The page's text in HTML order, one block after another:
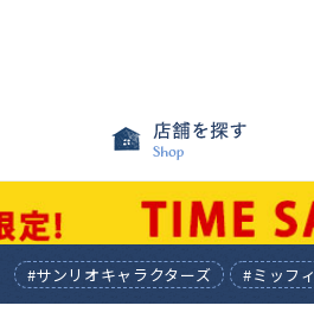
#サンリオキャラクターズ #ミッフ